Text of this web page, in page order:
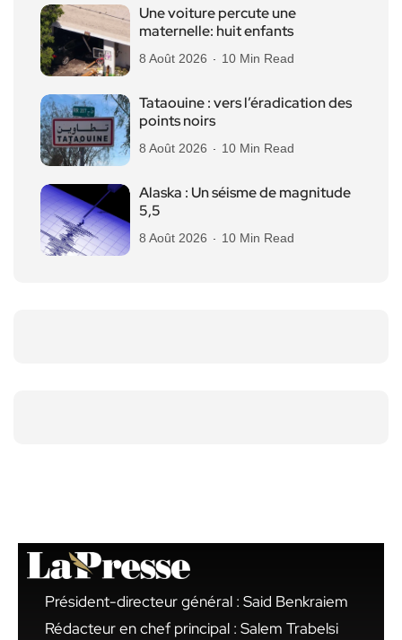
Une voiture percute une
maternelle: huit enfants
8 Août 2026 10 Min Read
Tataouine : vers l’éradication des
points noirs
8 Août 2026 10 Min Read
Alaska : Un séisme de magnitude
5,5
8 Août 2026 10 Min Read
Président-directeur général : Said Benkraiem
Rédacteur en chef principal : Salem Trabelsi